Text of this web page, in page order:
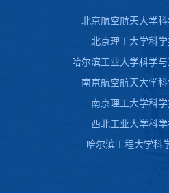
北京航空航天大学
北京理工大学科
哈尔滨工业大学科学
南京航空航天大学
南京理工大学科
西北工业大学科
哈尔滨工程大学科